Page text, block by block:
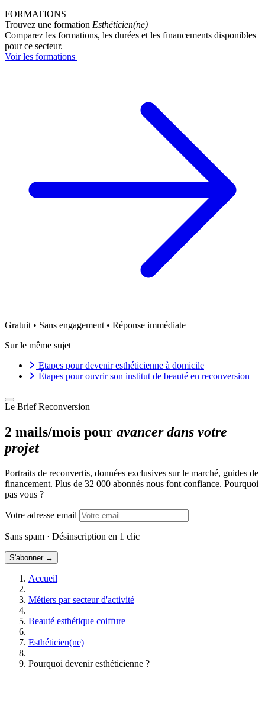
FORMATIONS
Trouvez une formation Esthéticien(ne)
Comparez les formations, les durées et les financements disponibles
pour ce secteur.
Voir les formations
Gratuit • Sans engagement • Réponse immédiate
Sur le même sujet
Etapes pour devenir esthéticienne à domicile
Étapes pour ouvrir son institut de beauté en reconversion
Le Brief Reconversion
2 mails/mois pour avancer dans votre
projet
Portraits de reconvertis, données exclusives sur le marché, guides de
financement. Plus de 32 000 abonnés nous font confiance. Pourquoi
pas vous ?
Votre adresse email
Sans spam · Désinscription en 1 clic
S'abonner →
Accueil
Métiers par secteur d'activité
Beauté esthétique coiffure
Esthéticien(ne)
Pourquoi devenir esthéticienne ?